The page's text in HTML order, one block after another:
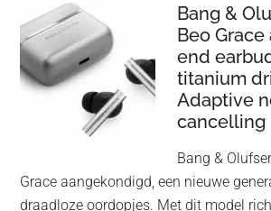
nu
ook
in
‘lossless’
kwaliteit
Bang &
Beo
end
titanium
Adaptive
cancelling
Bang &
Grace aangekondigd, een nieuwe
draadloze oordopjes. Met dit model